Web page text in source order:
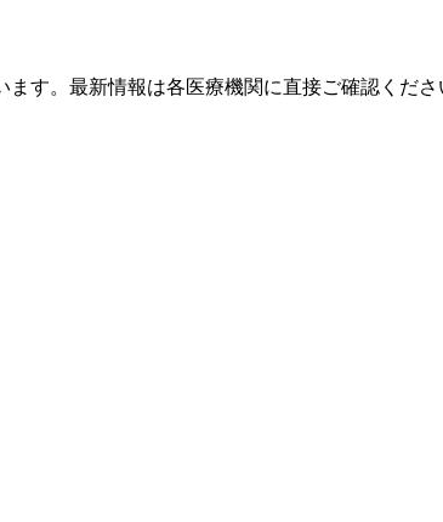
す。最新情報は各医療機関に直接ご確認くださ